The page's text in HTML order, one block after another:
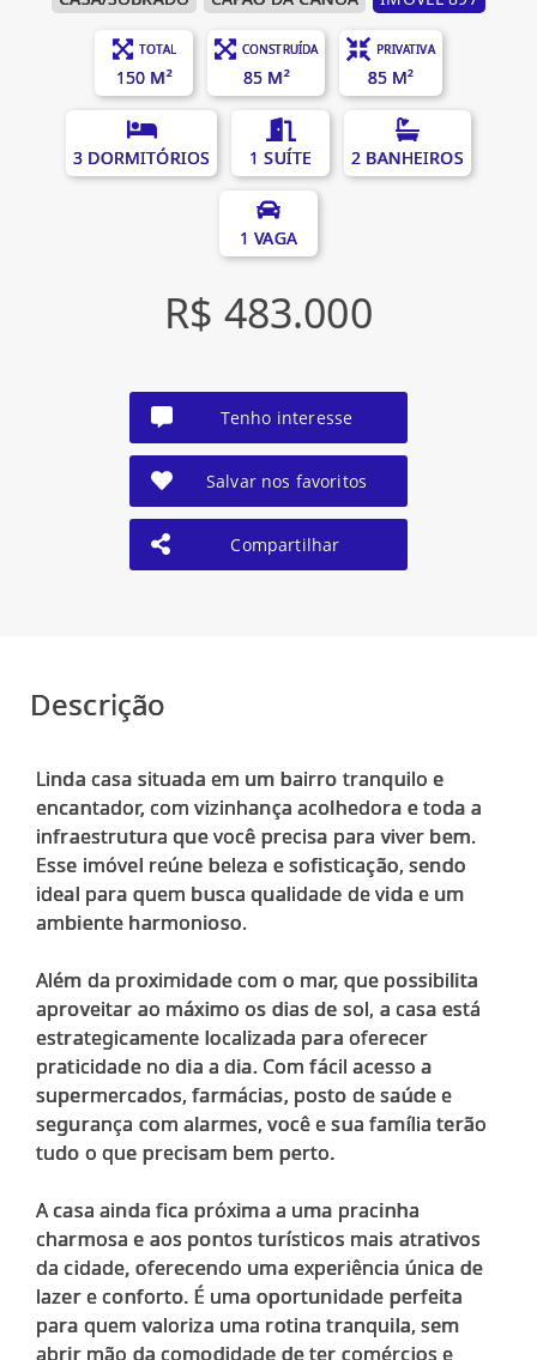
TOTAL
150 M²
CONSTRUÍDA
85 M²
PRIVATIVA
85 M²
3 DORMITÓRIOS 1 SUÍTE 2 BANHEIROS
1 VAGA
R$ 483.000
Tenho interesse
Salvar nos favoritos
Compartilhar
Descrição
Linda casa situada em um bairro tranquilo e
encantador, com vizinhança acolhedora e toda a
infraestrutura que você precisa para viver bem.
Esse imóvel reúne beleza e sofisticação, sendo
ideal para quem busca qualidade de vida e um
ambiente harmonioso.
Além da proximidade com o mar, que possibilita
aproveitar ao máximo os dias de sol, a casa está
estrategicamente localizada para oferecer
praticidade no dia a dia. Com fácil acesso a
supermercados, farmácias, posto de saúde e
segurança com alarmes, você e sua família terão
tudo o que precisam bem perto.
A casa ainda fica próxima a uma pracinha
charmosa e aos pontos turísticos mais atrativos
da cidade, oferecendo uma experiência única de
lazer e conforto. É uma oportunidade perfeita
para quem valoriza uma rotina tranquila, sem
abrir mão da comodidade de ter comércios e